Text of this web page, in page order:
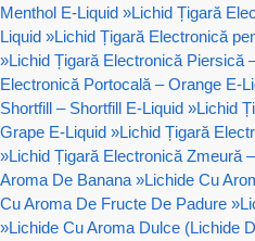
Menthol E-Liquid »Lichid Țigară
Liquid »Lichid Țigară Electronică
»Lichid Țigară Electronică Piersică
Electronică Portocală – Orange E-
Shortfill – Shortfill E-Liquid »Lichid
Grape E-Liquid »Lichid Țigară
»Lichid Țigară Electronică Zmeură
Aroma De Banana »Lichide Cu
Cu Aroma De Fructe De Padure »
»Lichide Cu Aroma Dulce (Lichide